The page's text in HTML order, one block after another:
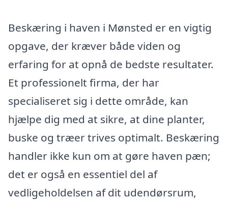
Beskæring i haven i Mønsted er en vigtig
opgave, der kræver både viden og
erfaring for at opnå de bedste resultater.
Et professionelt firma, der har
specialiseret sig i dette område, kan
hjælpe dig med at sikre, at dine planter,
buske og træer trives optimalt. Beskæring
handler ikke kun om at gøre haven pæn;
det er også en essentiel del af
vedligeholdelsen af dit udendørsrum,